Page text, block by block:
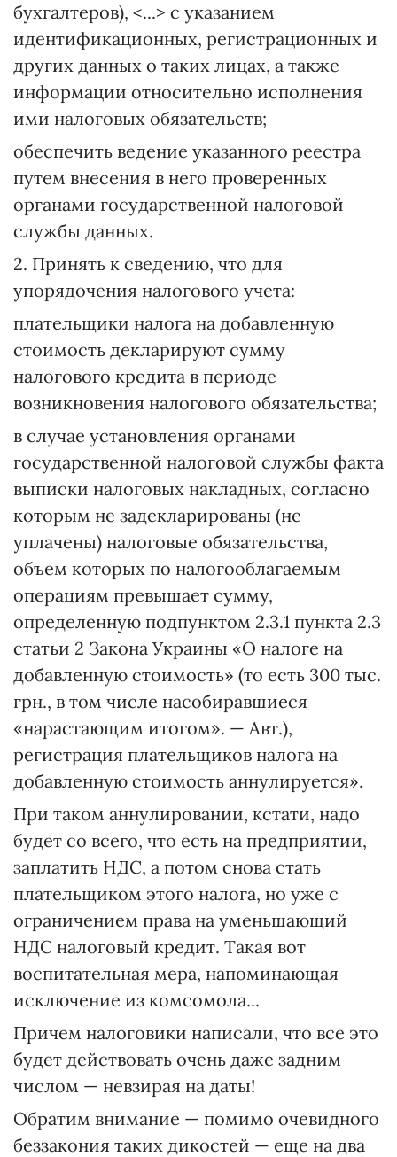
бухгалтеров), <...> с указанием
идентификационных, регистрационных и
других данных о таких лицах, а также
информации относительно исполнения
ими налоговых обязательств;
обеспечить ведение указанного реестра
путем внесения в него проверенных
органами государственной налоговой
службы данных.
2. Принять к сведению, что для
упорядочения налогового учета:
плательщики налога на добавленную
стоимость декларируют сумму
налогового кредита в периоде
возникновения налогового обязательства;
в случае установления органами
государственной налоговой службы факта
выписки налоговых накладных, согласно
которым не задекларированы (не
уплачены) налоговые обязательства,
объем которых по налогооблагаемым
операциям превышает сумму,
определенную подпунктом 2.3.1 пункта 2.3
статьи 2 Закона Украины «О налоге на
добавленную стоимость» (то есть 300 тыс.
грн., в том числе насобиравшиеся
«нарастающим итогом». — Авт.),
регистрация плательщиков налога на
добавленную стоимость аннулируется».
При таком аннулировании, кстати, надо
будет со всего, что есть на предприятии,
заплатить НДС, а потом снова стать
плательщиком этого налога, но уже с
ограничением права на уменьшающий
НДС налоговый кредит. Такая вот
воспитательная мера, напоминающая
исключение из комсомола...
Причем налоговики написали, что все это
будет действовать очень даже задним
числом — невзирая на даты!
Обратим внимание — помимо очевидного
беззакония таких дикостей — еще на два